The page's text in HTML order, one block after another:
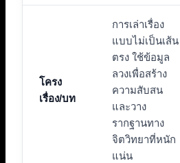
โครง
เรื่อง/บท
การเล่าเรื่อง
แบบไม่เป็นเส้น
ตรง ใช้ข้อมูล
ลวงเพื่อสร้าง
ความสับสน
และวาง
รากฐานทาง
จิตวิทยาที่หนัก
แน่น